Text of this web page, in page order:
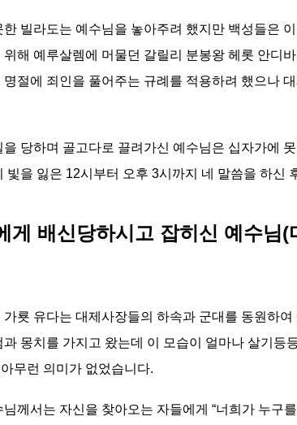
빌라도는 예수님을 놓아주려 했지만 백성들은
해 예루살렘에 머물던 갈릴리 분봉왕 헤롯 안디
절에 죄인을 풀어주는 규례를 적용하려 했으나
당하며 골고다로 끌려가신 예수님은 십자가에
빛을 잃은 12시부터 오후 3시까지 네 말씀을 하신
게 배신당하시고 잡히신 예수님
룟 유다는 대제사장들의 하속과 군대를 동원하
몽치를 가지고 왔는데 이 모습이 얼마나 살기
무런 의미가 없었습니다.
께서는 자신을 찾아오는 자들에게 “너희가 누구